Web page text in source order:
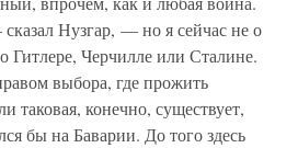
Нузгар, — но я сейчас не о
Гитлере, Черчилле или Сталине.
выбора, где прожить
таковая, конечно, существует,
бы на Баварии. До того здесь